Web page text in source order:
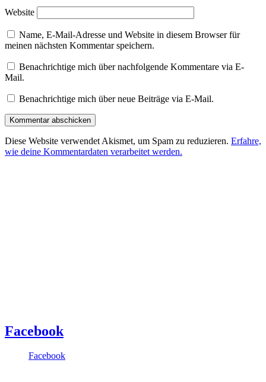
Website
Name, E-Mail-Adresse und Website in diesem Browser für
meinen nächsten Kommentar speichern.
Benachrichtige mich über nachfolgende Kommentare via E-
Mail.
Benachrichtige mich über neue Beiträge via E-Mail.
Diese Website verwendet Akismet, um Spam zu reduzieren. Erfahre,
wie deine Kommentardaten verarbeitet werden.
Facebook
Facebook